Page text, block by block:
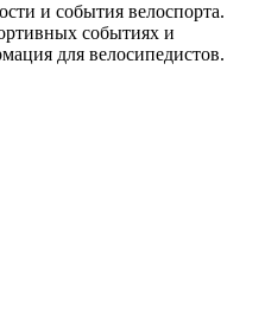
и события велоспорта.
событиях и
для велосипедистов.